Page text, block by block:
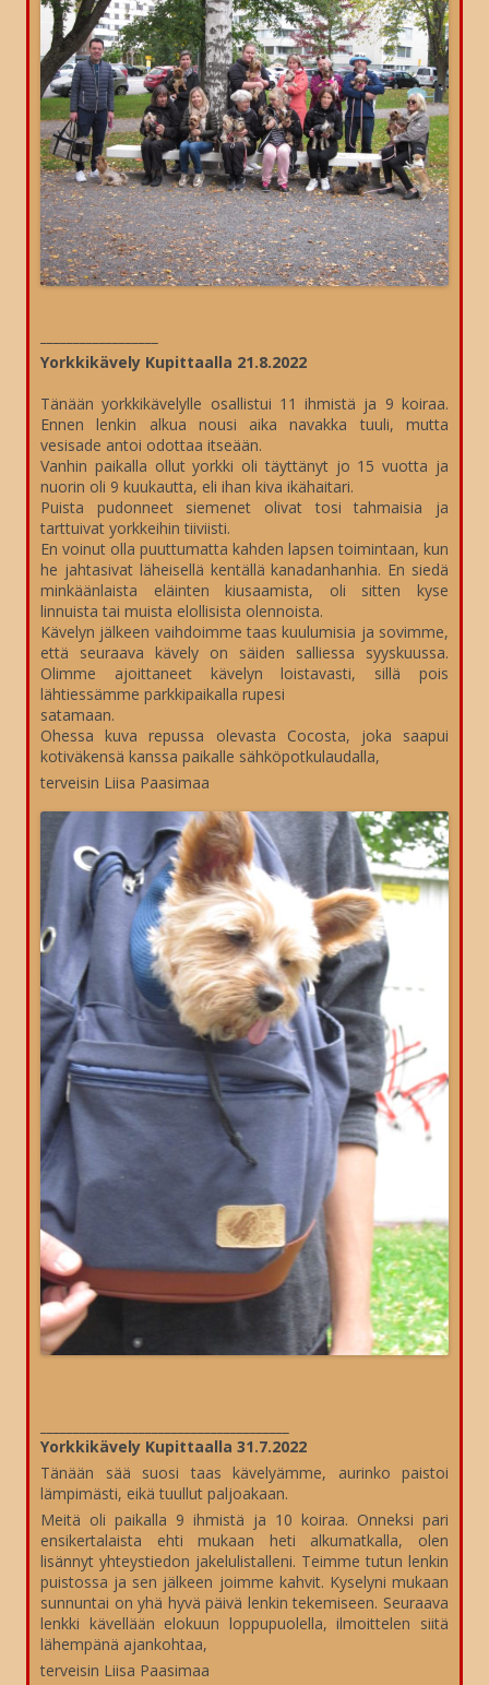
Yorkkikävely Kupittaalla 21.8.2022
Tänään yorkkikävelylle osallistui 11 ihmistä ja 9 koiraa.
Ennen lenkin alkua nousi aika navakka tuuli, mutta
vesisade antoi odottaa itseään.
Vanhin paikalla ollut yorkki oli täyttänyt jo 15 vuotta ja
nuorin oli 9 kuukautta, eli ihan kiva ikähaitari.
Puista pudonneet siemenet olivat tosi tahmaisia ja
tarttuivat yorkkeihin tiiviisti.
En voinut olla puuttumatta kahden lapsen toimintaan, kun
he jahtasivat läheisellä kentällä kanadanhanhia. En siedä
minkäänlaista eläinten kiusaamista, oli sitten kyse
linnuista tai muista elollisista olennoista.
Kävelyn jälkeen vaihdoimme taas kuulumisia ja sovimme,
että seuraava kävely on säiden salliessa syyskuussa.
Olimme ajoittaneet kävelyn loistavasti, sillä pois
lähtiessämme parkkipaikalla rupesi
satamaan.
Ohessa kuva repussa olevasta Cocosta, joka saapui
kotiväkensä kanssa paikalle sähköpotkulaudalla,
terveisin Liisa Paasimaa
Yorkkikävely Kupittaalla 31.7.2022
Tänään sää suosi taas kävelyämme, aurinko paistoi
lämpimästi, eikä tuullut paljoakaan.
Meitä oli paikalla 9 ihmistä ja 10 koiraa. Onneksi pari
ensikertalaista ehti mukaan heti alkumatkalla, olen
lisännyt yhteystiedon jakelulistalleni. Teimme tutun lenkin
puistossa ja sen jälkeen joimme kahvit. Kyselyni mukaan
sunnuntai on yhä hyvä päivä lenkin tekemiseen. Seuraava
lenkki kävellään elokuun loppupuolella, ilmoittelen siitä
lähempänä ajankohtaa,
terveisin Liisa Paasimaa